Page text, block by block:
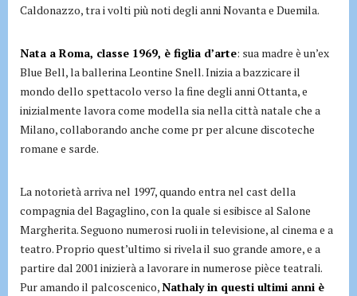
Caldonazzo, tra i volti più noti degli anni Novanta e Duemila.
Nata a Roma, classe 1969, è figlia d’arte: sua madre è un’ex
Blue Bell, la ballerina Leontine Snell. Inizia a bazzicare il
mondo dello spettacolo verso la fine degli anni Ottanta, e
inizialmente lavora come modella sia nella città natale che a
Milano, collaborando anche come pr per alcune discoteche
romane e sarde.
La notorietà arriva nel 1997, quando entra nel cast della
compagnia del Bagaglino, con la quale si esibisce al Salone
Margherita. Seguono numerosi ruoli in televisione, al cinema e a
teatro. Proprio quest’ultimo si rivela il suo grande amore, e a
partire dal 2001 inizierà a lavorare in numerose pièce teatrali.
Pur amando il palcoscenico,Nathaly in questi ultimi anni è